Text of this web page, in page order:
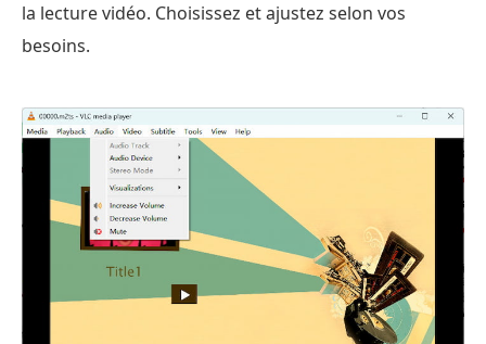
la lecture vidéo. Choisissez et ajustez selon vos
besoins.